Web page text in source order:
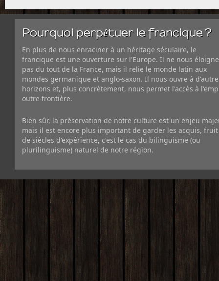
Pourquoi perpétuer le francique ?
En plus de nous enraciner à un héritage séculaire, le
francique est une ouverture sur l'Europe. Il ne nous éloigne
pas du tout de la France, mais il relie le monde latin aux
mondes germanique et anglo-saxon. Il nous ouvre à
horizons et, plus concrètement, nous permet l'accès à
outre-frontière.
Bien sûr, la préservation de notre culture est un enjeu
mais il est encore plus important de garder les acquis, fruit
de siècles d'expérience, c'est le cas du bilinguisme (ou
plurilinguisme) naturel de notre région.